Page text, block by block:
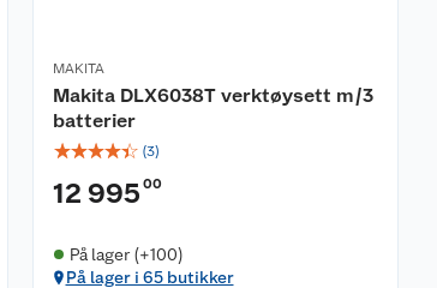
MAKITA
Makita DLX6038T verktøysett m/3
batterier
☆☆☆☆☆ (3)
12 995 00
På lager (+100)
På lager i 65 butikker